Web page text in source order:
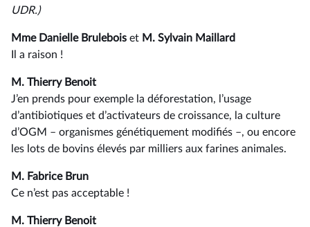
UDR.)
Mme Danielle Brulebois et M. Sylvain Maillard
Il a raison !
M. Thierry Benoit
J’en prends pour exemple la déforestation, l’usage
d’antibiotiques et d’activateurs de croissance, la culture
d’OGM –⁠ organismes génétiquement modifiés –, ou encore
les lots de bovins élevés par milliers aux farines animales.
M. Fabrice Brun
Ce n’est pas acceptable !
M. Thierry Benoit